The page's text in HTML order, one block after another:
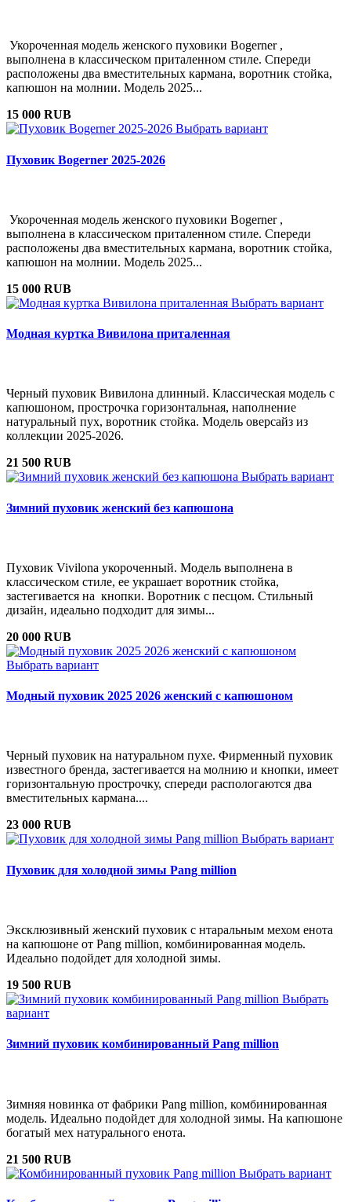
Укороченная модель женского пуховики Bogerner ,
выполнена в классическом приталенном стиле. Спереди
расположены два вместительных кармана, воротник стойка,
капюшон на молнии. Модель 2025...
15 000 RUB
Выбрать вариант
Пуховик Bogerner 2025-2026
Укороченная модель женского пуховики Bogerner ,
выполнена в классическом приталенном стиле. Спереди
расположены два вместительных кармана, воротник стойка,
капюшон на молнии. Модель 2025...
15 000 RUB
Выбрать вариант
Модная куртка Вивилона приталенная
Черный пуховик Вивилона длинный. Классическая модель с
капюшоном, прострочка горизонтальная, наполнение
натуральный пух, воротник стойка. Модель оверсайз из
коллекции 2025-2026.
21 500 RUB
Выбрать вариант
Зимний пуховик женский без капюшона
Пуховик Vivilona укороченный. Модель выполнена в
классическом стиле, ее украшает воротник стойка,
застегивается на кнопки. Воротник с песцом. Стильный
дизайн, идеально подходит для зимы...
20 000 RUB
Выбрать вариант
Модный пуховик 2025 2026 женский с капюшоном
Черный пуховик на натуральном пухе. Фирменный пуховик
известного бренда, застегивается на молнию и кнопки, имеет
горизонтальную прострочку, спереди распологаются два
вместительных кармана....
23 000 RUB
Выбрать вариант
Пуховик для холодной зимы Pang million
Эксклюзивный женский пуховик с нтаральным мехом енота
на капюшоне от Pang million, комбинированная модель.
Идеально подойдет для холодной зимы.
19 500 RUB
Выбрать
вариант
Зимний пуховик комбинированный Pang million
Зимняя новинка от фабрики Pang million, комбинированная
модель. Идеально подойдет для холодной зимы. На капюшоне
богатый мех натурального енота.
21 500 RUB
Выбрать вариант